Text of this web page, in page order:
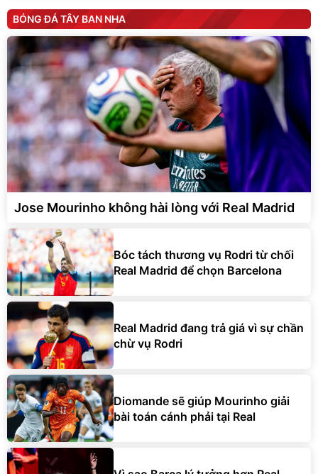
BÓNG ĐÁ TÂY BAN NHA
Jose Mourinho không hài lòng với Real Madrid
Bóc tách thương vụ Rodri từ chối
Real Madrid để chọn Barcelona
Real Madrid đang trả giá vì sự chần
chừ vụ Rodri
Diomande sẽ giúp Mourinho giải
bài toán cánh phải tại Real